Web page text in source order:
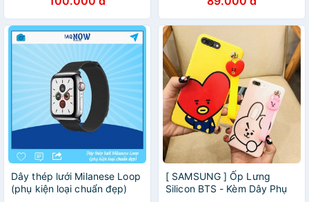
Dây thép lưới Milanese Loop
(phụ kiện loại chuẩn đẹp)
[ SAMSUNG ] Ốp Lưng
Silicon BTS - Kèm Dây Phụ